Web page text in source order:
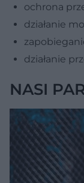
ochrona
działanie
działanie
NASI